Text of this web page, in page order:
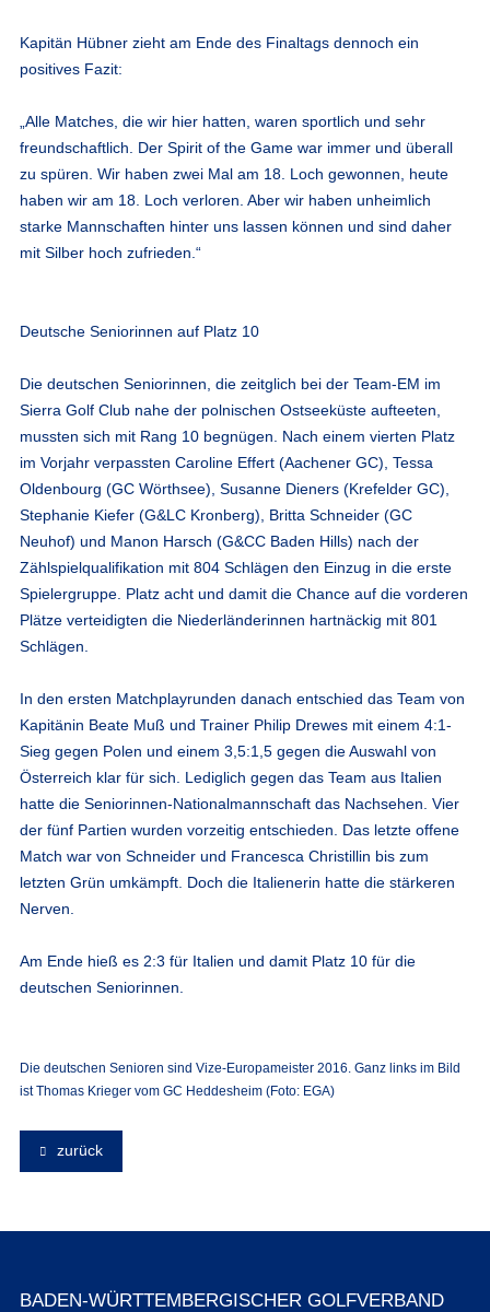
Kapitän Hübner zieht am Ende des Finaltags dennoch ein
positives Fazit:
„Alle Matches, die wir hier hatten, waren sportlich und sehr
freundschaftlich. Der Spirit of the Game war immer und überall
zu spüren. Wir haben zwei Mal am 18. Loch gewonnen, heute
haben wir am 18. Loch verloren. Aber wir haben unheimlich
starke Mannschaften hinter uns lassen können und sind daher
mit Silber hoch zufrieden.“
Deutsche Seniorinnen auf Platz 10
Die deutschen Seniorinnen, die zeitglich bei der Team-EM im
Sierra Golf Club nahe der polnischen Ostseeküste aufteeten,
mussten sich mit Rang 10 begnügen. Nach einem vierten Platz
im Vorjahr verpassten Caroline Effert (Aachener GC), Tessa
Oldenbourg (GC Wörthsee), Susanne Dieners (Krefelder GC),
Stephanie Kiefer (G&LC Kronberg), Britta Schneider (GC
Neuhof) und Manon Harsch (G&CC Baden Hills) nach der
Zählspielqualifikation mit 804 Schlägen den Einzug in die erste
Spielergruppe. Platz acht und damit die Chance auf die vorderen
Plätze verteidigten die Niederländerinnen hartnäckig mit 801
Schlägen.
In den ersten Matchplayrunden danach entschied das Team von
Kapitänin Beate Muß und Trainer Philip Drewes mit einem 4:1-
Sieg gegen Polen und einem 3,5:1,5 gegen die Auswahl von
Österreich klar für sich. Lediglich gegen das Team aus Italien
hatte die Seniorinnen-Nationalmannschaft das Nachsehen. Vier
der fünf Partien wurden vorzeitig entschieden. Das letzte offene
Match war von Schneider und Francesca Christillin bis zum
letzten Grün umkämpft. Doch die Italienerin hatte die stärkeren
Nerven.
Am Ende hieß es 2:3 für Italien und damit Platz 10 für die
deutschen Seniorinnen.
Die deutschen Senioren sind Vize-Europameister 2016. Ganz links im Bild
ist Thomas Krieger vom GC Heddesheim (Foto: EGA)
zurück
BADEN-WÜRTTEMBERGISCHER GOLFVERBAND